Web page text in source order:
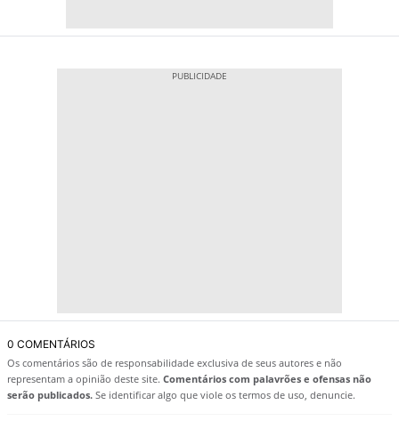
0 COMENTÁRIOS
Os comentários são de responsabilidade exclusiva de seus autores e não
representam a opinião deste site. Comentários com palavrões e ofensas não
serão publicados. Se identificar algo que viole os termos de uso, denuncie.